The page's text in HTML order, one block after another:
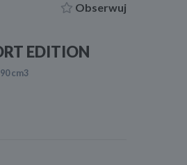
Obserwuj
EDITION
cm3